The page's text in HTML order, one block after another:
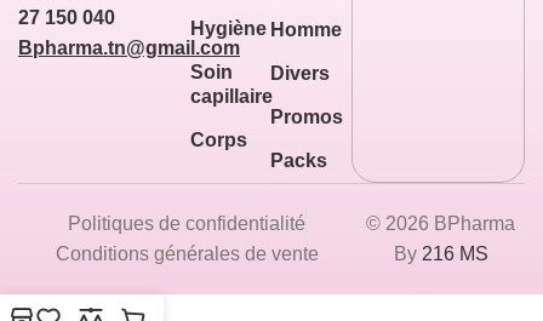
27 150 040
Bpharma.tn@gmail.com
Hygiène
Soin
capillaire
Corps
Homme
Divers
Promos
Packs
© 2026 BPharma
By 216 MS
Politiques de confidentialité
Conditions générales de vente